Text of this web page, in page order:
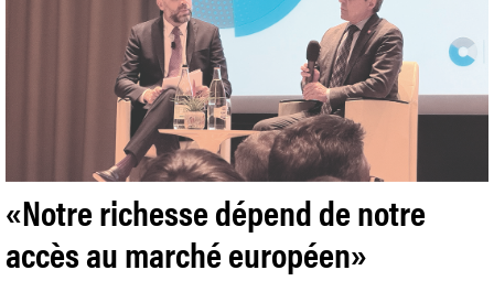
«Notre richesse dépend de notre
accès au marché européen»